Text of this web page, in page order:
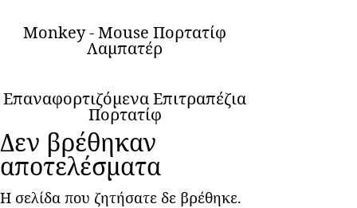
Monkey - Mouse Πορτατίφ
Λαμπατέρ
Επαναφορτιζόμενα Επιτραπέζια
Πορτατίφ
Δεν βρέθηκαν
αποτελέσματα
Η σελίδα που ζητήσατε δε βρέθηκε.